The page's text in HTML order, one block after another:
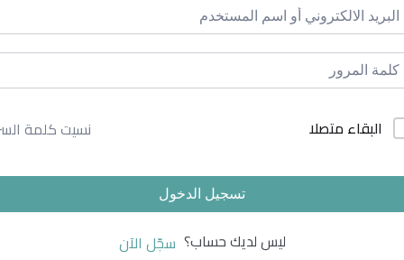
البقاء متصلا نسيت كلمة
تسجيل الدخول
ليس لديك حساب؟ سجّل الآن